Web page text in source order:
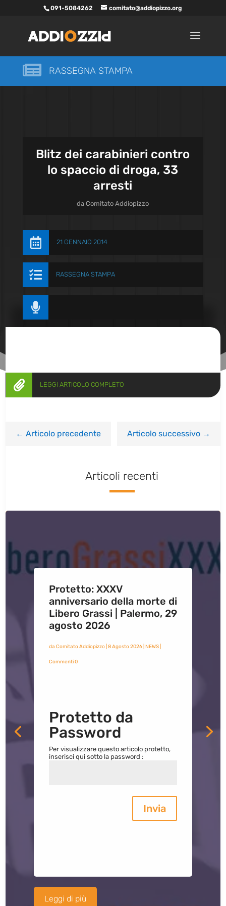
091-5084262 comitato@addiopizzo.org
 RASSEGNA STAMPA
Blitz dei carabinieri contro
lo spaccio di droga, 33
arresti
daComitato Addiopizzo
 21 GENNAIO 2014
 RASSEGNA STAMPA

 LEGGI ARTICOLO COMPLETO
←Articolo precedente Articolo successivo→
Articoli recenti
Protetto: XXXV
anniversario della morte di
Libero Grassi | Palermo, 29
agosto 2026
da Comitato Addiopizzo| 8 Agosto 2026| NEWS|
Commenti 0
Protetto da
Password
Per visualizzare questo articolo protetto,
inserisci qui sotto la password :
Invia
Leggi di più